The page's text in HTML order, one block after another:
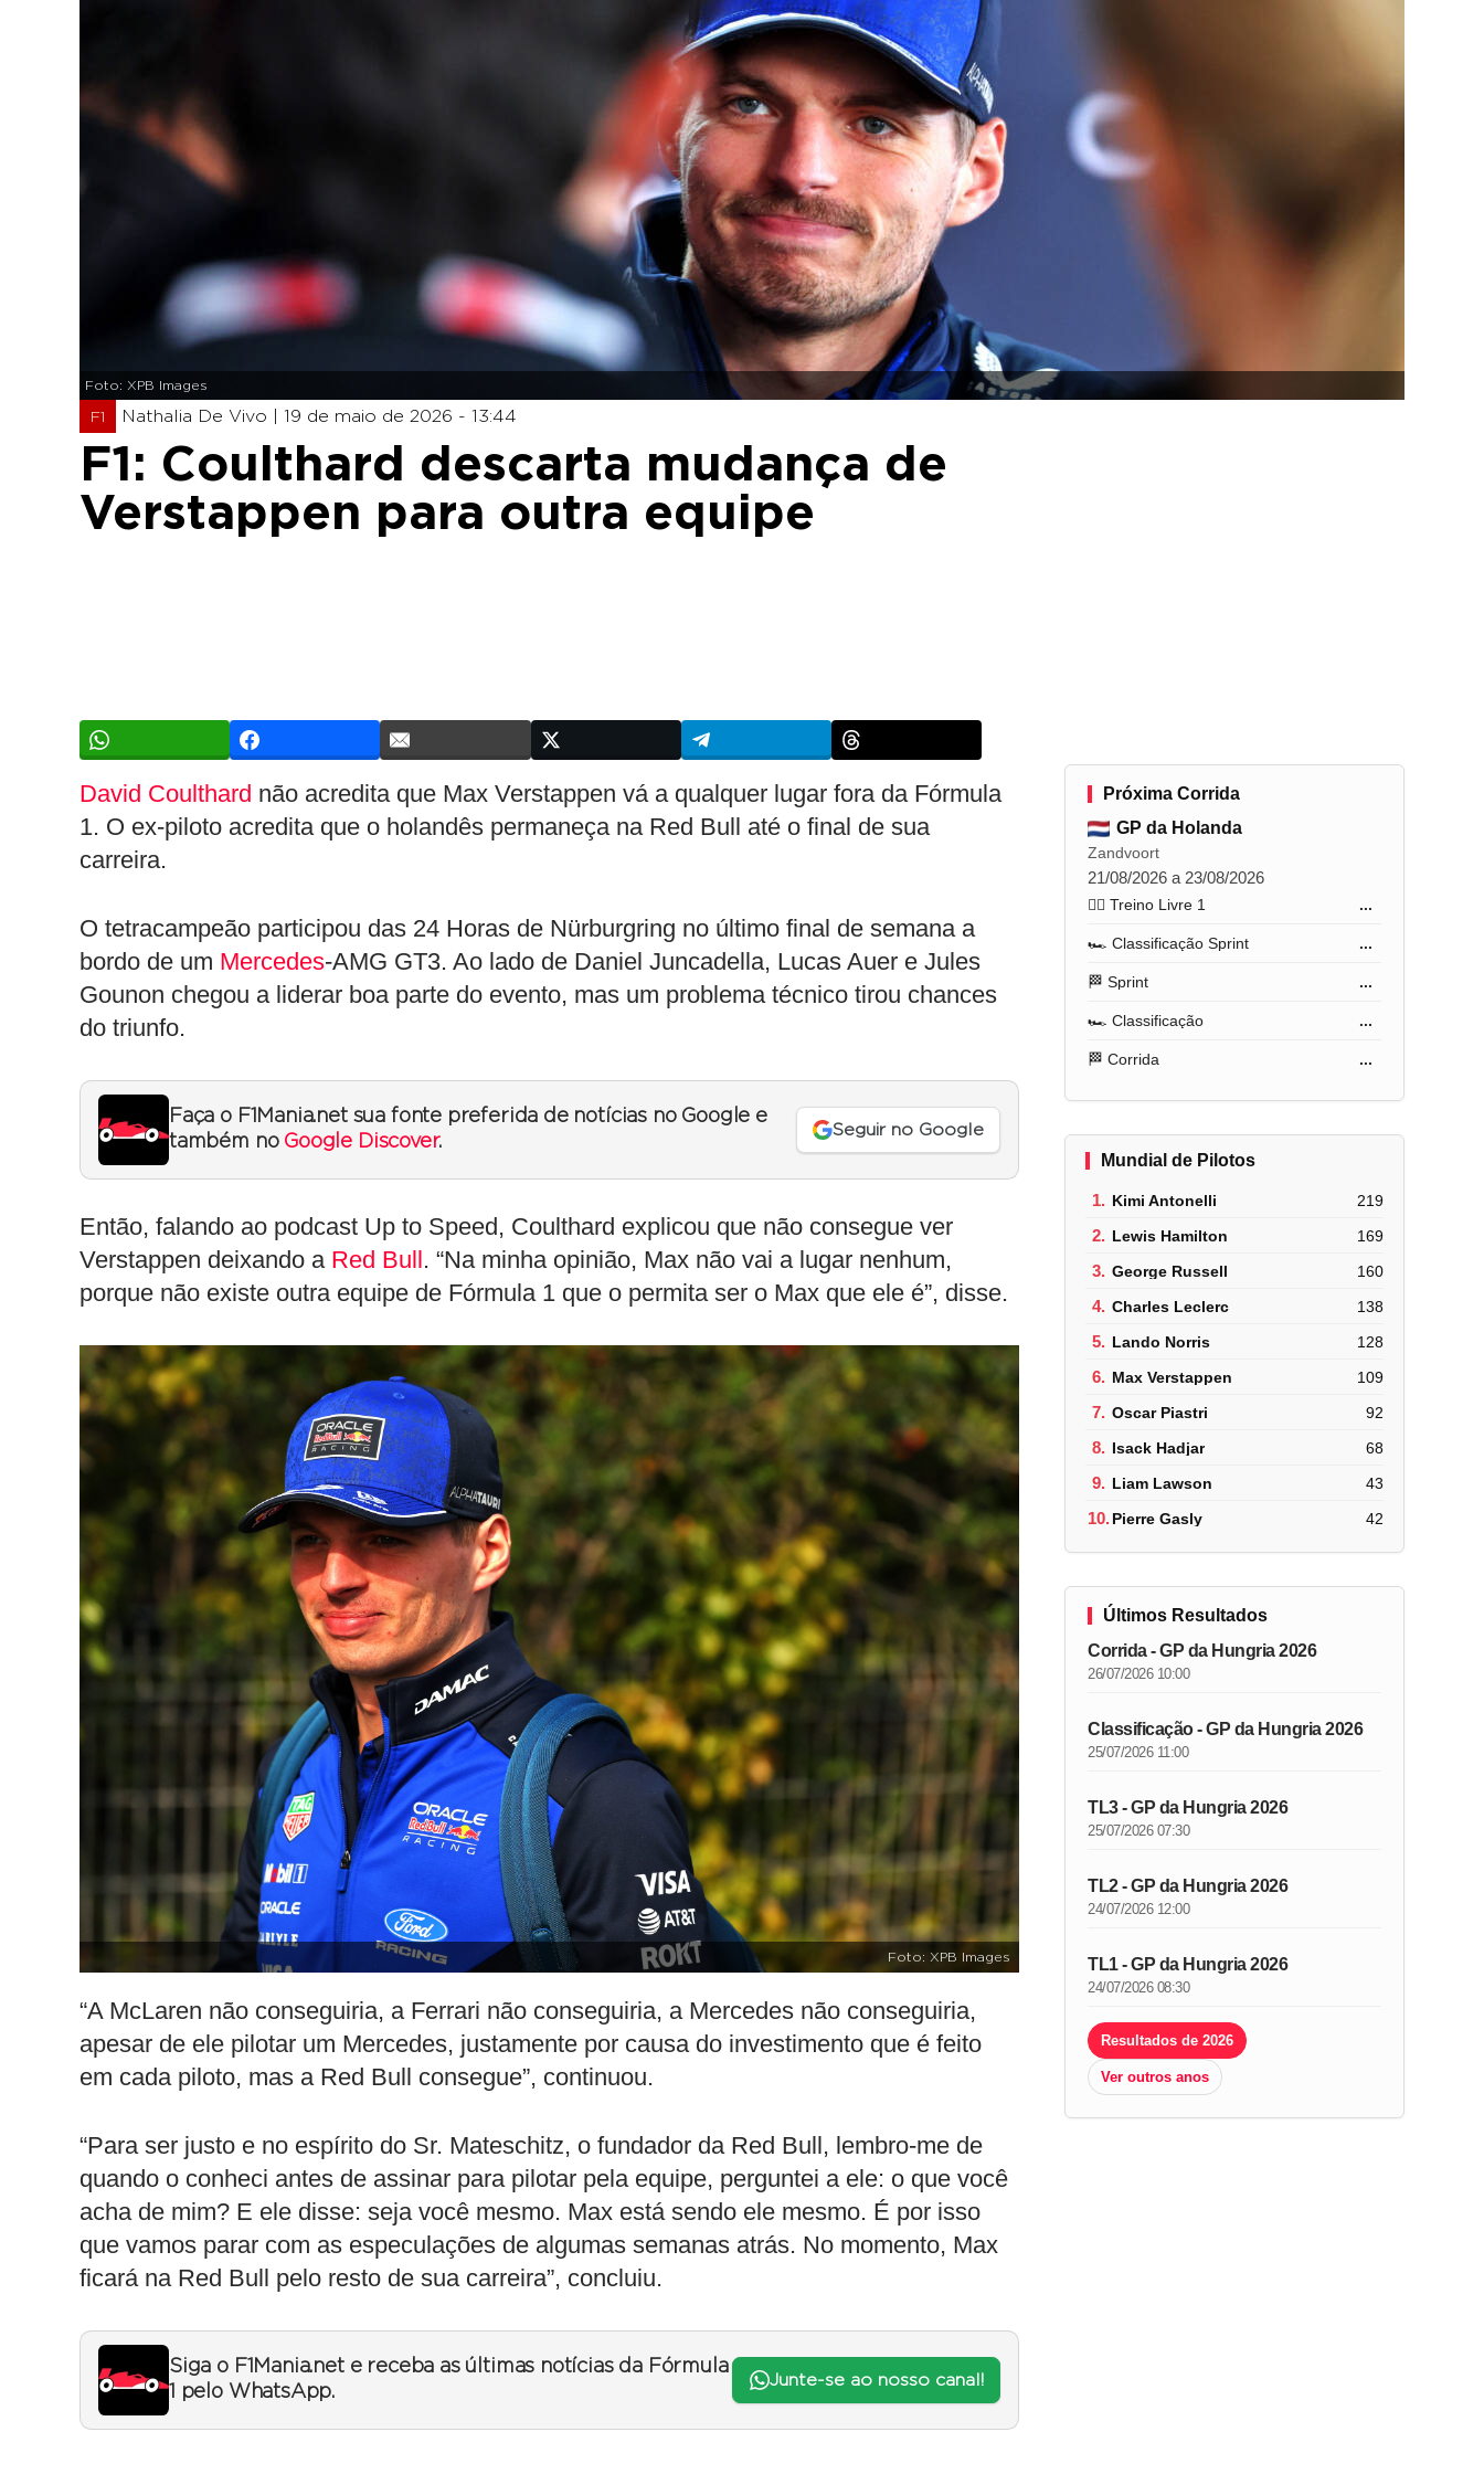
Foto: XPB Images
F1 Nathalia De Vivo | 19 de maio de 2026 - 13:44
F1: Coulthard descarta mudança de
Verstappen para outra equipe
David Coulthard não acredita que Max Verstappen vá a qualquer lugar fora da Fórmula
1. O ex-piloto acredita que o holandês permaneça na Red Bull até o final de sua
carreira.
O tetracampeão participou das 24 Horas de Nürburgring no último final de semana a
bordo de um Mercedes-AMG GT3. Ao lado de Daniel Juncadella, Lucas Auer e Jules
Gounon chegou a liderar boa parte do evento, mas um problema técnico tirou chances
do triunfo.
Faça o F1Mania.net sua fonte preferida de notícias no Google e
também no Google Discover.
Seguir no Google
Então, falando ao podcast Up to Speed, Coulthard explicou que não consegue ver
Verstappen deixando a Red Bull. “Na minha opinião, Max não vai a lugar nenhum,
porque não existe outra equipe de Fórmula 1 que o permita ser o Max que ele é”, disse.
Foto: XPB Images
“A McLaren não conseguiria, a Ferrari não conseguiria, a Mercedes não conseguiria,
apesar de ele pilotar um Mercedes, justamente por causa do investimento que é feito
em cada piloto, mas a Red Bull consegue”, continuou.
“Para ser justo e no espírito do Sr. Mateschitz, o fundador da Red Bull, lembro-me de
quando o conheci antes de assinar para pilotar pela equipe, perguntei a ele: o que você
acha de mim? E ele disse: seja você mesmo. Max está sendo ele mesmo. É por isso
que vamos parar com as especulações de algumas semanas atrás. No momento, Max
ficará na Red Bull pelo resto de sua carreira”, concluiu.
Siga o F1Mania.net e receba as últimas notícias da Fórmula
1 pelo WhatsApp.
Junte-se ao nosso canal!
Próxima Corrida
GP da Holanda
Zandvoort
21/08/2026 a 23/08/2026
🏋️‍♂️ Treino Livre 1 ...
🏎️ Classificação Sprint ...
🏁 Sprint ...
🏎️ Classificação ...
🏁 Corrida ...
Mundial de Pilotos
1. Kimi Antonelli 219
2. Lewis Hamilton 169
3. George Russell 160
4. Charles Leclerc 138
5. Lando Norris 128
6. Max Verstappen 109
7. Oscar Piastri 92
8. Isack Hadjar 68
9. Liam Lawson 43
10.Pierre Gasly 42
Últimos Resultados
Corrida - GP da Hungria 2026
26/07/2026 10:00
Classificação - GP da Hungria 2026
25/07/2026 11:00
TL3 - GP da Hungria 2026
25/07/2026 07:30
TL2 - GP da Hungria 2026
24/07/2026 12:00
TL1 - GP da Hungria 2026
24/07/2026 08:30
Resultados de 2026
Ver outros anos